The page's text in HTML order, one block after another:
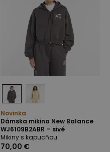
Novinka
Dámska mikina New Balance
WJ6109B2ABR – sivé
Mikiny s kapucňou
70,00 €